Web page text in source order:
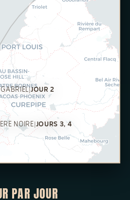
|JOUR 2
NOIRE|JOURS 3, 4
PAR JOUR